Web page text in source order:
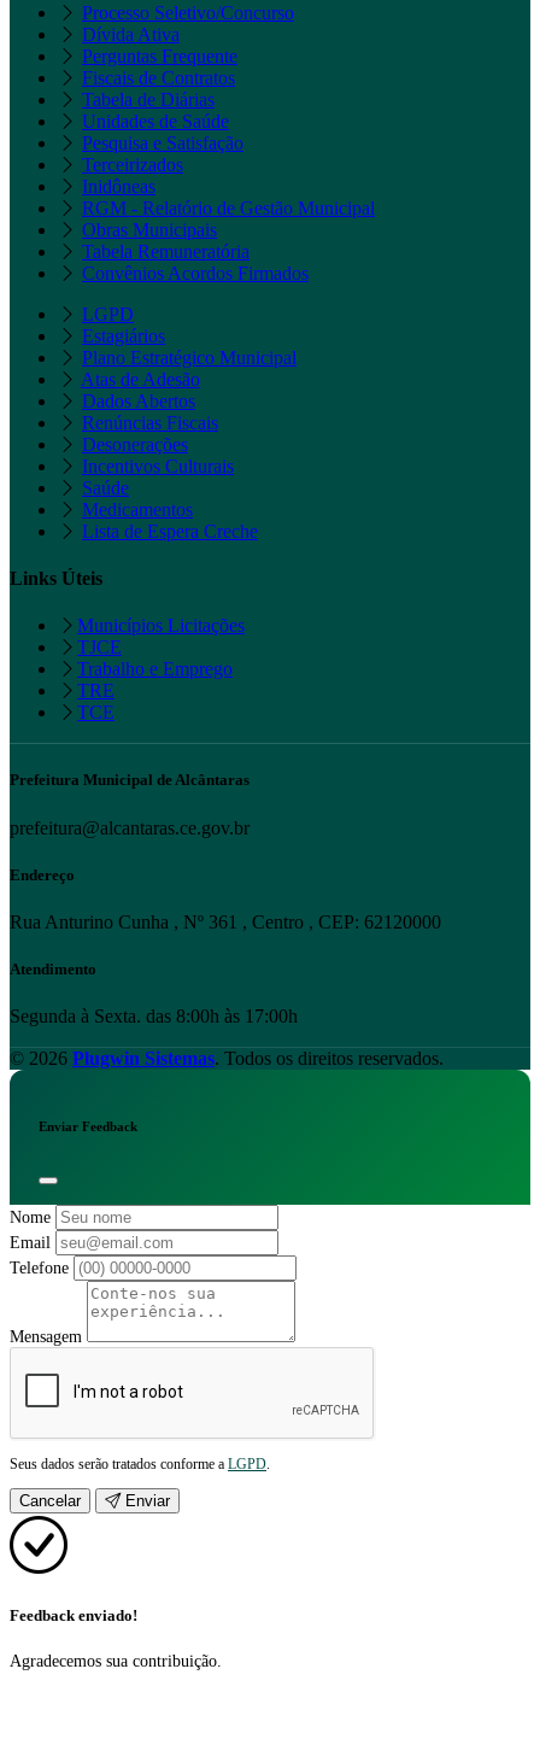
Processo Seletivo/Concurso
Dívida Ativa
Perguntas Frequente
Fiscais de Contratos
Tabela de Diárias
Unidades de Saúde
Pesquisa e Satisfação
Terceirizados
Inidôneas
RGM - Relatório de Gestão Municipal
Obras Municipais
Tabela Remuneratória
Convênios Acordos Firmados
LGPD
Estagiários
Plano Estratégico Municipal
Atas de Adesão
Dados Abertos
Renúncias Fiscais
Desonerações
Incentivos Culturais
Saúde
Medicamentos
Lista de Espera Creche
Links Úteis
Municípios Licitações
TJCE
Trabalho e Emprego
TRE
TCE
Prefeitura Municipal de Alcântaras
prefeitura@alcantaras.ce.gov.br
Endereço
Rua Anturino Cunha , Nº 361 , Centro , CEP: 62120000
Atendimento
Segunda à Sexta. das 8:00h às 17:00h
© 2026 Plugwin Sistemas. Todos os direitos reservados.
Enviar Feedback
Nome
Email
Telefone
Mensagem
Seus dados serão tratados conforme a LGPD.
Cancelar Enviar
Feedback enviado!
Agradecemos sua contribuição.